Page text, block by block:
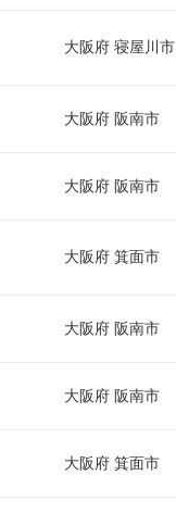
大阪府 寝屋川市
大阪府 阪南市
大阪府 阪南市
大阪府 箕面市
大阪府 阪南市
大阪府 阪南市
大阪府 箕面市